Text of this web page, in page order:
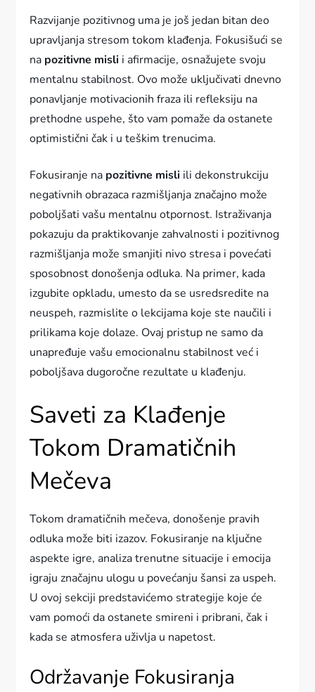
Razvijanje pozitivnog uma je još jedan bitan deo
upravljanja stresom tokom klađenja. Fokusišući se
na pozitivne misli i afirmacije, osnažujete svoju
mentalnu stabilnost. Ovo može uključivati dnevno
ponavljanje motivacionih fraza ili refleksiju na
prethodne uspehe, što vam pomaže da ostanete
optimistični čak i u teškim trenucima.
Fokusiranje na pozitivne misli ili dekonstrukciju
negativnih obrazaca razmišljanja značajno može
poboljšati vašu mentalnu otpornost. Istraživanja
pokazuju da praktikovanje zahvalnosti i pozitivnog
razmišljanja može smanjiti nivo stresa i povećati
sposobnost donošenja odluka. Na primer, kada
izgubite opkladu, umesto da se usredsredite na
neuspeh, razmislite o lekcijama koje ste naučili i
prilikama koje dolaze. Ovaj pristup ne samo da
unapređuje vašu emocionalnu stabilnost već i
poboljšava dugoročne rezultate u klađenju.
Saveti za Klađenje
Tokom Dramatičnih
Mečeva
Tokom dramatičnih mečeva, donošenje pravih
odluka može biti izazov. Fokusiranje na ključne
aspekte igre, analiza trenutne situacije i emocija
igraju značajnu ulogu u povećanju šansi za uspeh.
U ovoj sekciji predstavićemo strategije koje će
vam pomoći da ostanete smireni i pribrani, čak i
kada se atmosfera uživlja u napetost.
Održavanje Fokusiranja